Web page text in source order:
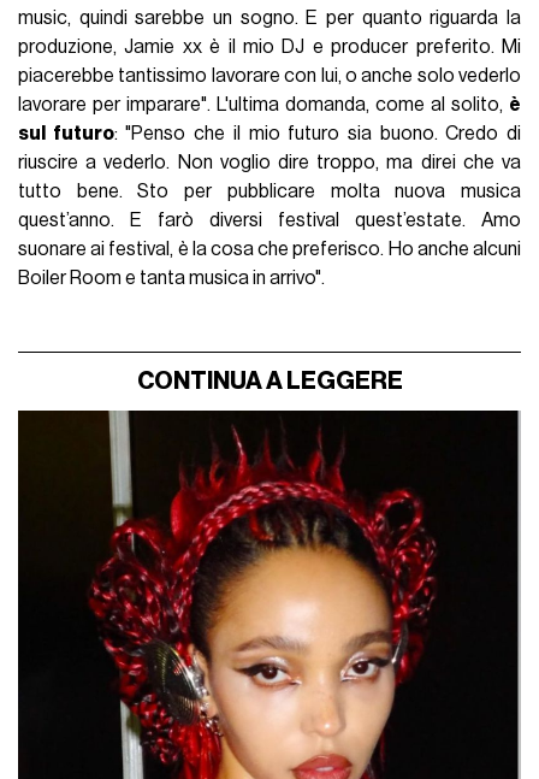
music, quindi sarebbe un sogno. E per quanto riguarda la
produzione, Jamie xx è il mio DJ e producer preferito. Mi
piacerebbe tantissimo lavorare con lui, o anche solo vederlo
lavorare per imparare". L'ultima domanda, come al solito, è
sul futuro: "Penso che il mio futuro sia buono. Credo di
riuscire a vederlo. Non voglio dire troppo, ma direi che va
tutto bene. Sto per pubblicare molta nuova musica
quest’anno. E farò diversi festival quest’estate. Amo
suonare ai festival, è la cosa che preferisco. Ho anche alcuni
Boiler Room e tanta musica in arrivo".
CONTINUA A LEGGERE